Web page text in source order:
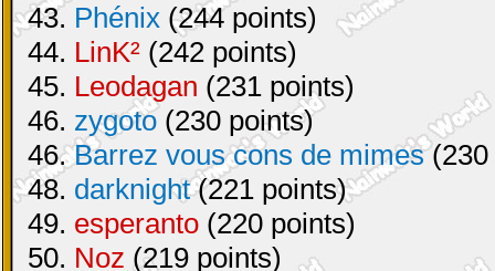
43. Phénix (244 points)
44. LinK² (242 points)
45. Leodagan (231 points)
46. zygoto (230 points)
46.Barrez vous cons de mimes(230
48. darknight(221 points)
49. esperanto (220 points)
50. Noz (219 points)